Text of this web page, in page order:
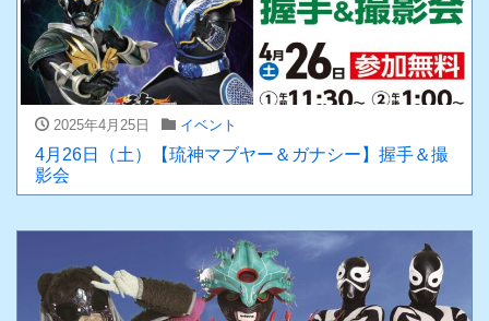
2025年4月25日 イベント
4月26日（土）【琉神マブヤー＆ガナシー】握手＆撮
影会